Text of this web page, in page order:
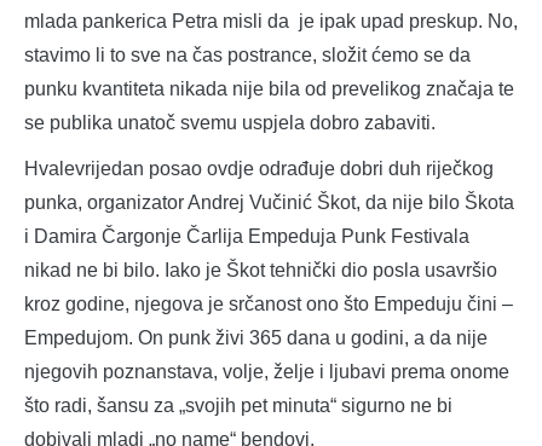
mlada pankerica Petra misli da je ipak upad preskup. No,
stavimo li to sve na čas postrance, složit ćemo se da
punku kvantiteta nikada nije bila od prevelikog značaja te
se publika unatoč svemu uspjela dobro zabaviti.
Hvalevrijedan posao ovdje odrađuje dobri duh riječkog
punka, organizator Andrej Vučinić Škot, da nije bilo Škota
i Damira Čargonje Čarlija Empeduja Punk Festivala
nikad ne bi bilo. Iako je Škot tehnički dio posla usavršio
kroz godine, njegova je srčanost ono što Empeduju čini –
Empedujom. On punk živi 365 dana u godini, a da nije
njegovih poznanstava, volje, želje i ljubavi prema onome
što radi, šansu za „svojih pet minuta“ sigurno ne bi
dobivali mladi „no name“ bendovi.